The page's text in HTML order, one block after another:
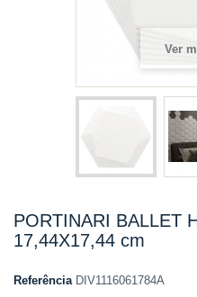
Ver
PORTINARI BALLET
17,44X17,44 cm
Referência DIV1116061784A